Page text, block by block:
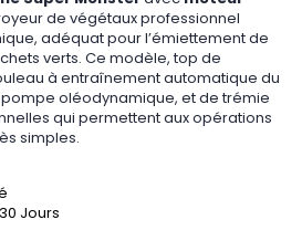
de végétaux professionnel
adéquat pour l’émiettement de
verts. Ce modèle, top de
à entraînement automatique du
oléodynamique, et de trémie
qui permettent aux opérations
simples.
Jours